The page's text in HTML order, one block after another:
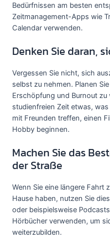
Bedürfnissen am besten
Zeitmanagement-Apps wie
Calendar verwenden.
Denken Sie daran,
Vergessen Sie nicht, sich
selbst zu nehmen. Planen
Erschöpfung und Burnout zu
studienfreien Zeit etwas,
mit Freunden treffen, einen
Hobby beginnen.
Machen Sie das
der Straße
Wenn Sie eine längere Fahrt
Hause haben, nutzen Sie
oder beispielsweise
Hörbücher verwenden, um
weiterzubilden.